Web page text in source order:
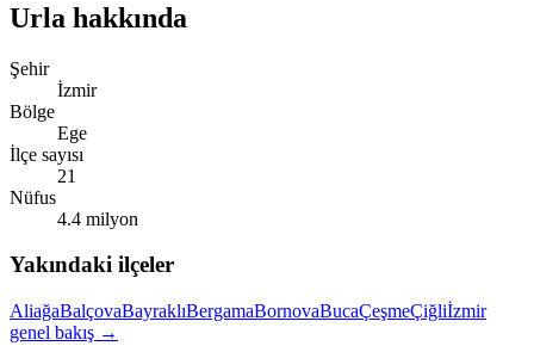
Urla hakkında
Şehir
İzmir
Bölge
Ege
İlçe sayısı
21
Nüfus
4.4 milyon
Yakındaki ilçeler
AliağaBalçovaBayraklıBergamaBornovaBucaÇeşmeÇiğliİzmir
genel bakış →